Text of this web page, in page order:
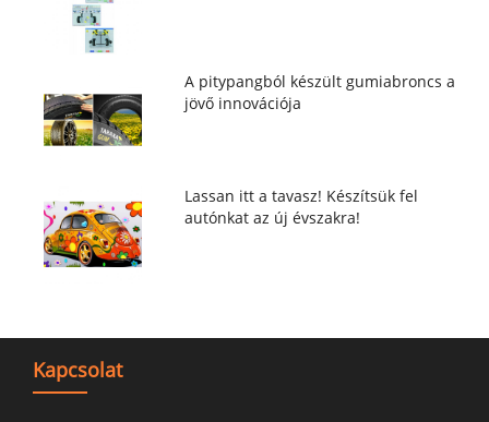
A pitypangból készült gumiabroncs a
jövő innovációja
Lassan itt a tavasz! Készítsük fel
autónkat az új évszakra!
Kapcsolat